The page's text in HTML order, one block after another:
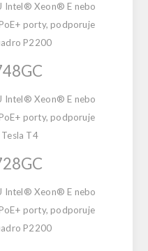
Intel® Xeon® E nebo
porty, podporuje
P2200
Intel® Xeon® E nebo
porty, podporuje
T4
Intel® Xeon® E nebo
porty, podporuje
P2200